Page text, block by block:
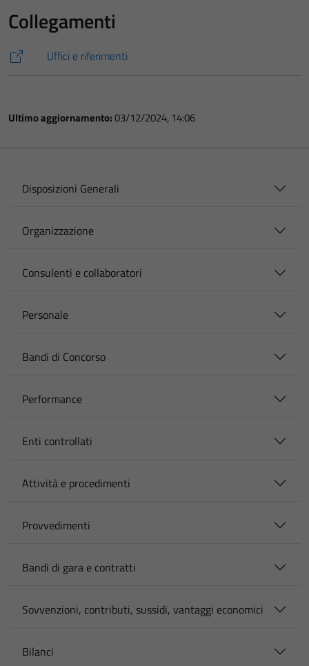
Collegamenti
Uffici e riferimenti
Ultimo aggiornamento:03/12/2024, 14:06
Disposizioni Generali
Organizzazione
Consulenti e collaboratori
Personale
Bandi di Concorso
Performance
Enti controllati
Attività e procedimenti
Provvedimenti
Bandi di gara e contratti
Sovvenzioni, contributi, sussidi, vantaggi economici
Bilanci